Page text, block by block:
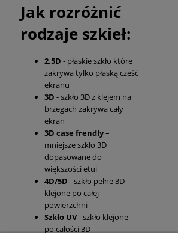
Jak rozróżnić
rodzaje szkieł:
2.5D - płaskie szkło które
zakrywa tylko płaską cześć
ekranu
3D - szkło 3D z klejem na
brzegach zakrywa cały
ekran
3D case frendly–
mniejsze szkło 3D
dopasowane do
większości etui
4D/5D - szkło pełne 3D
klejone po całej
powierzchni
Szkło UV- szkło klejone
po całości 3D